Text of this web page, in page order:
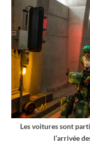
Les voitures sont
l’arrivée